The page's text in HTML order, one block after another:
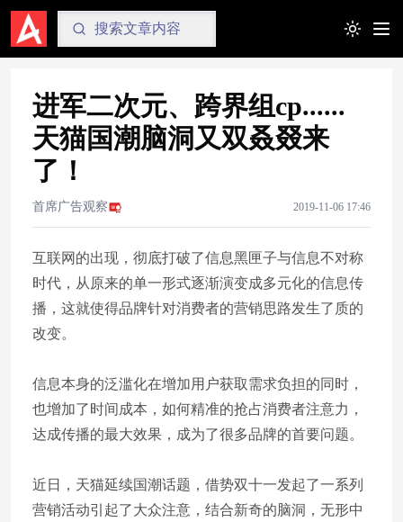
Toggle
进军二次元、跨界组cp......
天猫国潮脑洞又双叒叕来
了！
首席广告观察 2019-11-06 17:46
互联网的出现，彻底打破了信息黑匣子与信息不对称
时代，从原来的单一形式逐渐演变成多元化的信息传
播，这就使得品牌针对消费者的营销思路发生了质的
改变。
信息本身的泛滥化在增加用户获取需求负担的同时，
也增加了时间成本，如何精准的抢占消费者注意力，
达成传播的最大效果，成为了很多品牌的首要问题。
近日，天猫延续国潮话题，借势双十一发起了一系列
营销活动引起了大众注意，结合新奇的脑洞，无形中